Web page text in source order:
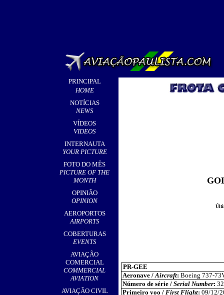
PRINCIPAL
HOME
NOTÍCIAS
NEWS
VÍDEOS
VIDEOS
INTERNAUTA
YOUR PICTURE
FOTO DO MÊS
PICTURE OF THE
MONTH
OPINIÃO
OPINION
AEROPORTOS
AIRPORTS
,
COBERTURAS
EVENTS
AVIAÇÃO
COMERCIAL
COMMERCIAL
AVIATION
AVIAÇÃO CIVIL
PR-GEE
Aeronave /Aircraft: Boeing 737-
Número de série / Serial Number:
Primeiro voo / First Flight: 09/12/